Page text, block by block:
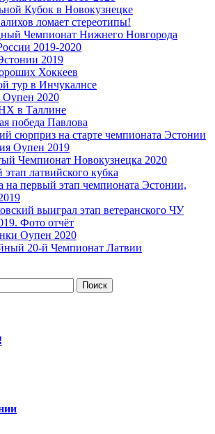
Кубок в Новокузнецке
ломает стереотипы!
Чемпионат Нижнего Новгорода
2019-2020
2019
Хоккеев
тур в Инчукалнсе
Оупен 2020
в Таллине
победа Павлова
сюрприз на старте чемпионата Эстонии
Оупен 2019
Чемпионат Новокузнецка 2020
латвийского кубка
на первый этап чемпионата Эстонии,
выиграл этап ветеранского ЧУ
Фото отчёт
Оупен 2020
20-й Чемпионат Латвии